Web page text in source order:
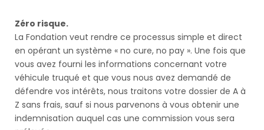
Zéro risque.
La Fondation veut rendre ce processus simple et direct
en opérant un système « no cure, no pay ». Une fois que
vous avez fourni les informations concernant votre
véhicule truqué et que vous nous avez demandé de
défendre vos intérêts, nous traitons votre dossier de A à
Z sans frais, sauf si nous parvenons à vous obtenir une
indemnisation auquel cas une commission vous sera